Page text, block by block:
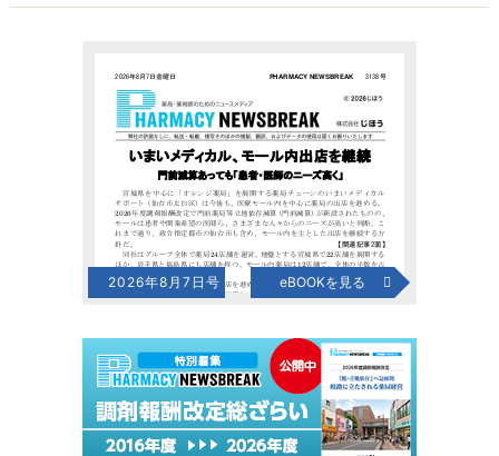
2026年8月7日号 eBOOKを見る